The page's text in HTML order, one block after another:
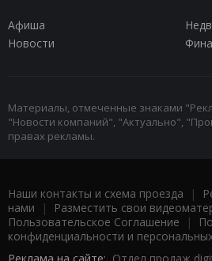
Афиша
Новости
Материалы, отмеченные знаками
"Новости компаний", "Актуально",
правах рекламы.
Наши контакты и схема проезда |
нами | Разместить свои
Пользовательское Соглашение |
конфиденциальности и